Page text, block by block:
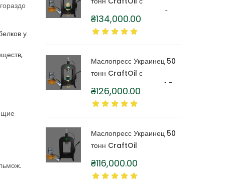
у
капролоновой бочкой 3
литра
₴134,000.00
Маслопресс Украинец 50
тонн CraftOil с
капролоновой бочкой 1,5
литра
₴126,000.00
Маслопресс Украинец 50
тонн CraftOil
₴116,000.00